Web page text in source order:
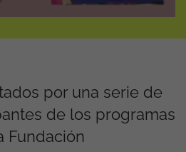
por una serie de
de los programas
Fundación